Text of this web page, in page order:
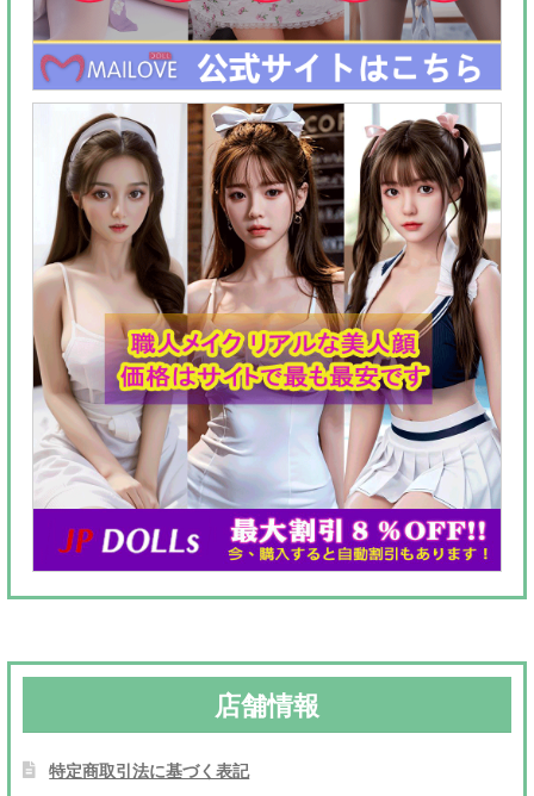
店舗情報
特定商取引法に基づく表記